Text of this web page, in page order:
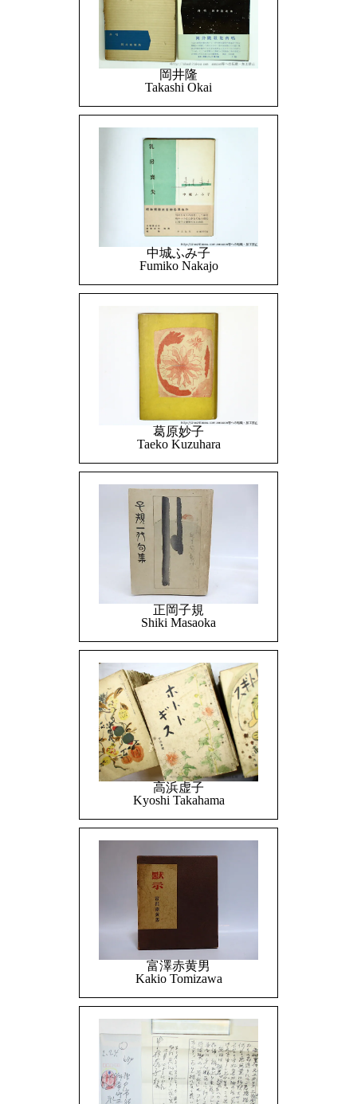
岡井隆
Takashi Okai
中城ふみ子
Fumiko Nakajo
葛原妙子
Taeko Kuzuhara
正岡子規
Shiki Masaoka
高浜虚子
Kyoshi Takahama
富澤赤黄男
Kakio Tomizawa